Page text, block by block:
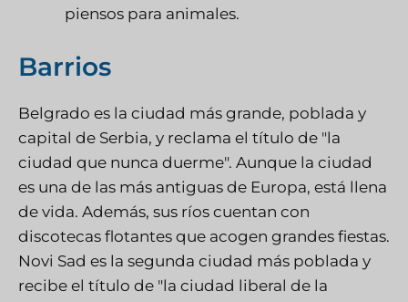
piensos para animales.
Barrios
Belgrado es la ciudad más grande, poblada y
capital de Serbia, y reclama el título de "la
ciudad que nunca duerme". Aunque la ciudad
es una de las más antiguas de Europa, está llena
de vida. Además, sus ríos cuentan con
discotecas flotantes que acogen grandes fiestas.
Novi Sad es la segunda ciudad más poblada y
recibe el título de "la ciudad liberal de la